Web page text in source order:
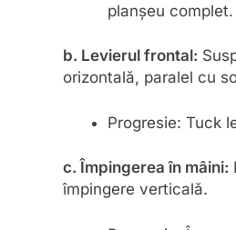
planșeu complet.
b. Levierul frontal:
orizontală, paralel cu
Progresie: Tuck
c. Împingerea în mâini:
împingere verticală.